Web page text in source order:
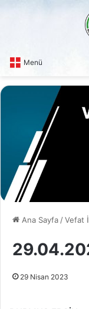
Menü
Ana Sayfa /Vefat
29 Nisan 2023